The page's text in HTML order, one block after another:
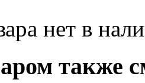
нет в
также